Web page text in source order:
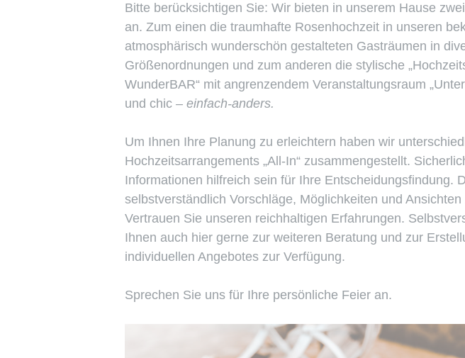
Bitte berücksichtigen Sie: Wir bieten in unserem Hause
an. Zum einen die traumhafte Rosenhochzeit in unseren
atmosphärisch wunderschön gestalteten Gasträumen in
Größenordnungen und zum anderen die stylische
WunderBAR“ mit angrenzendem Veranstaltungsraum
und chic – einfach-anders.
Um Ihnen Ihre Planung zu erleichtern haben wir
Hochzeitsarrangements „All-In“ zusammengestellt.
Informationen hilfreich sein für Ihre Entscheidungsfindung.
selbstverständlich Vorschläge, Möglichkeiten und
Vertrauen Sie unseren reichhaltigen Erfahrungen.
Ihnen auch hier gerne zur weiteren Beratung und zur
individuellen Angebotes zur Verfügung.
Sprechen Sie uns für Ihre persönliche Feier an.